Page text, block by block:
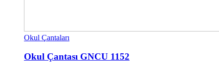
Okul Çantaları
Okul Çantası GNCU 1152